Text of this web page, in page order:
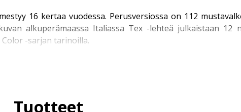
16 kertaa vuodessa. Perusversiossa on 112
alkuperämaassa Italiassa Tex -lehteä julkaistaan 12
-sarjan tarinoilla.
sarjoissa, jotka löydät myös Story House Egmontin
Tuotteet